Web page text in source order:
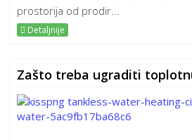
prostorija od prodir...
Detaljnije
Zašto treba ugraditi